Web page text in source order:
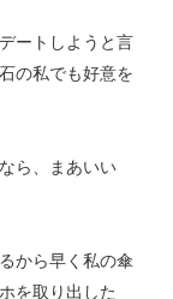
ートしようと言
の私でも好意を
ら、まあいい
から早く私の傘
を取り出した